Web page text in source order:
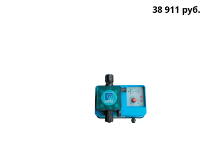
38 911 руб.